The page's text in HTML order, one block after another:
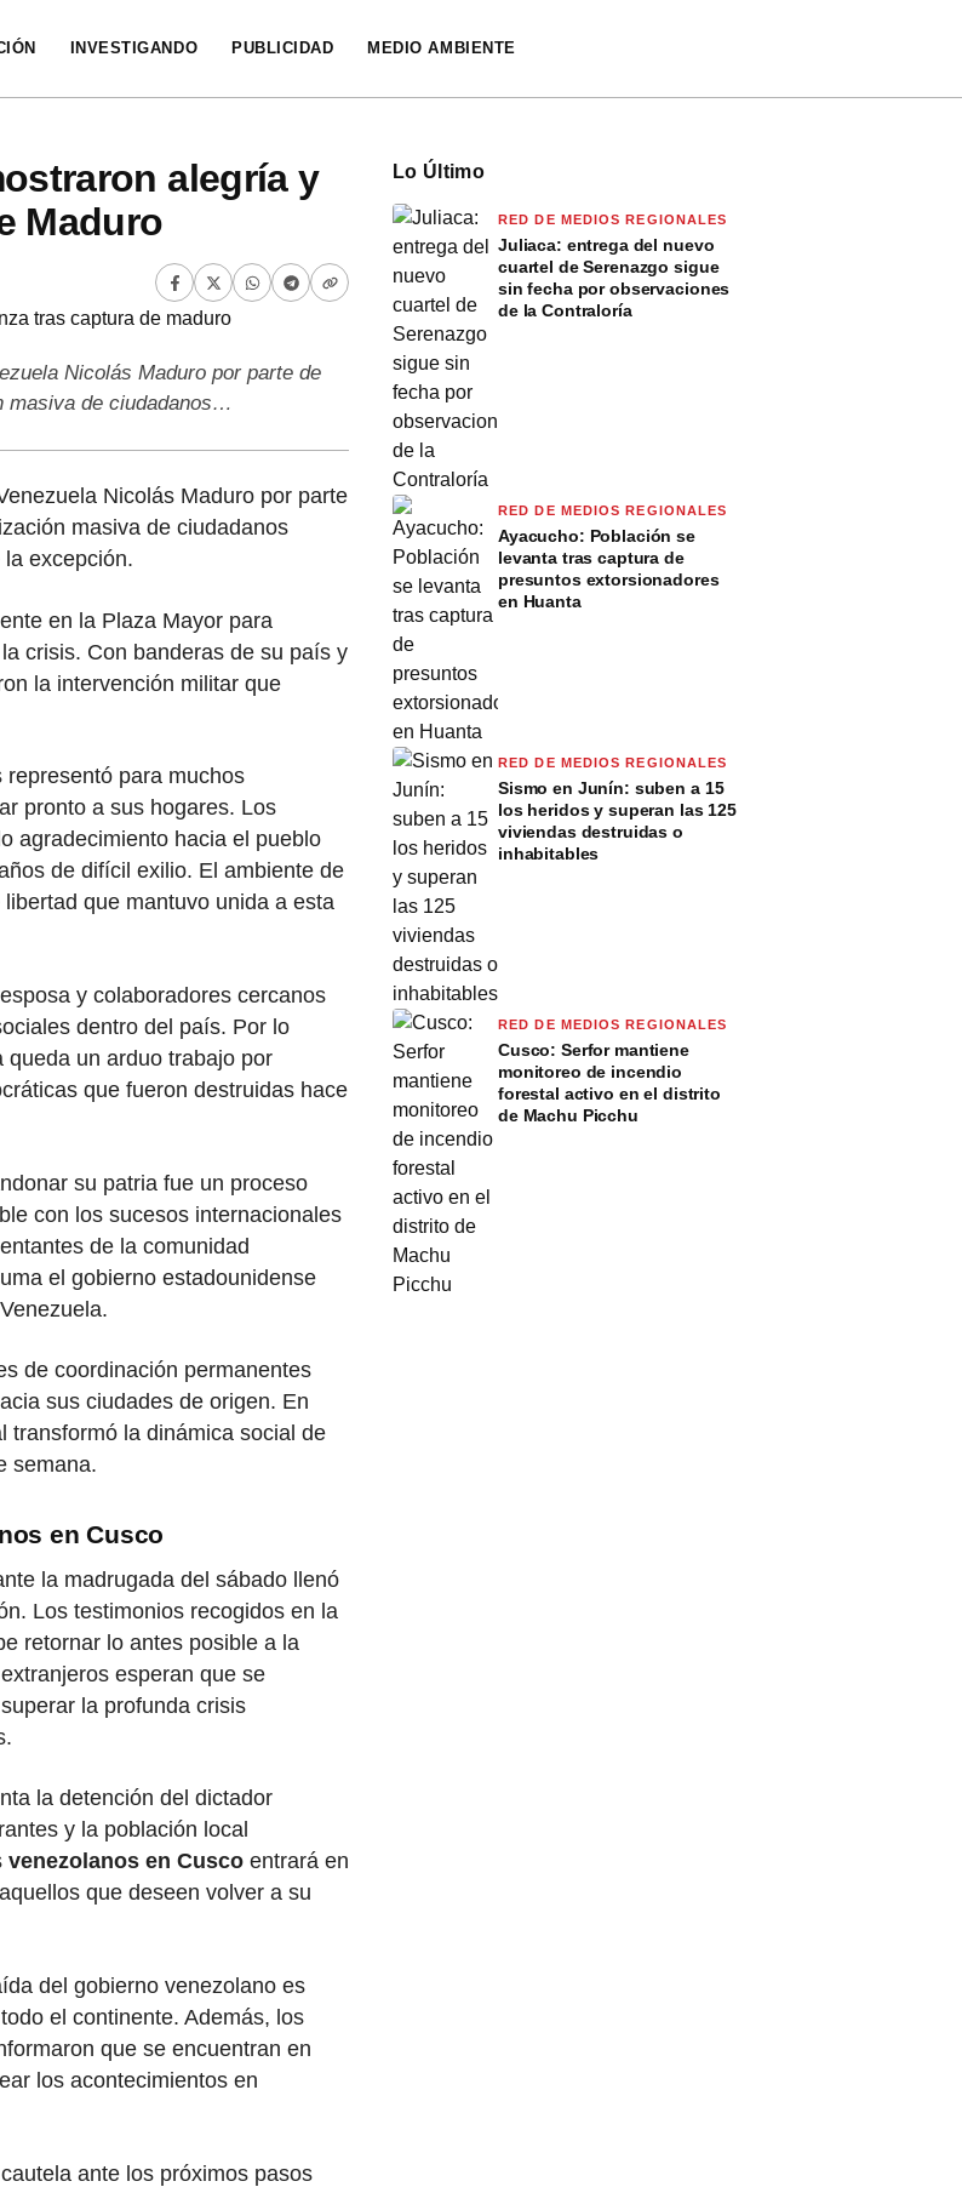
INVESTIGANDO PUBLICIDAD MEDIO AMBIENTE
alegría y
Maduro
Nicolás Maduro por parte de
masiva de ciudadanos…
Nicolás Maduro por parte
masiva de ciudadanos
excepción.
en la Plaza Mayor para
crisis. Con banderas de su país y
la intervención militar que
para muchos
pronto a sus hogares. Los
agradecimiento hacia el pueblo
de difícil exilio. El ambiente de
que mantuvo unida a esta
y colaboradores cercanos
dentro del país. Por lo
un arduo trabajo por
que fueron destruidas hace
su patria fue un proceso
con los sucesos internacionales
de la comunidad
el gobierno estadounidense
de coordinación permanentes
sus ciudades de origen. En
transformó la dinámica social de
semana.
en Cusco
la madrugada del sábado llenó
Los testimonios recogidos en la
retornar lo antes posible a la
esperan que se
la profunda crisis
la detención del dictador
y la población local
venezolanos en Cusco entrará en
que deseen volver a su
del gobierno venezolano es
el continente. Además, los
que se encuentran en
los acontecimientos en
ante los próximos pasos
Lo Último
RED DE MEDIOS REGIONALES
Juliaca: entrega del nuevo
cuartel de Serenazgo sigue
sin fecha por observaciones
de la Contraloría
RED DE MEDIOS REGIONALES
Ayacucho: Población se
levanta tras captura de
presuntos extorsionadores
en Huanta
RED DE MEDIOS REGIONALES
Sismo en Junín: suben a 15
los heridos y superan las 125
viviendas destruidas o
inhabitables
RED DE MEDIOS REGIONALES
Cusco: Serfor mantiene
monitoreo de incendio
forestal activo en el distrito
de Machu Picchu